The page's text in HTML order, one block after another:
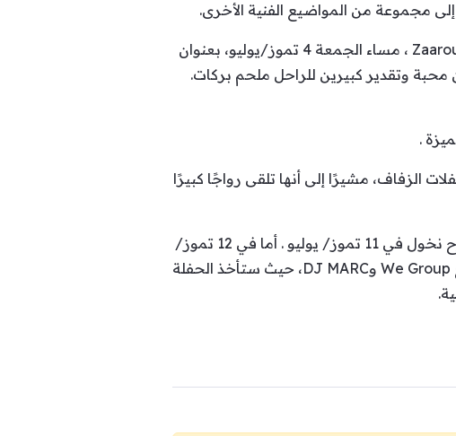
في هذا السياق، أعرب ضو عن حماسه الكبير لإحياء حفله ضمن مهرجانات الزعرور في Zaarour Club ، مساء الجمعة 4 تموز/يوليو، بعنوان
محبة وتقدير كبيرين للراحل ملحم بركات.
.
الزفاف، مشيرًا إلى أنها تلقى رواجًا كبيرًا
يذكر أن مهرجانات الزعرور تضم عدة حفلات وهي حفل هادي ضو بالاضافة الى حفل الفنانة فرح نخول في 11 تموز/ يوليو . أما في 12 تموز/
يوليو، سيكون الجمهور على موعد مع سهرة استثنائية بعنوان “80’s rendez-vs”، بالتعاون مع We Group وDJ MARC، حيث ستأخذ الحفلة